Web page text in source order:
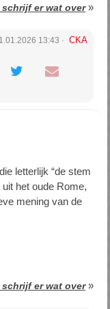
er wat over»
13:43 CKA
letterlijk “de stem
het oude Rome,
mening van de
er wat over»